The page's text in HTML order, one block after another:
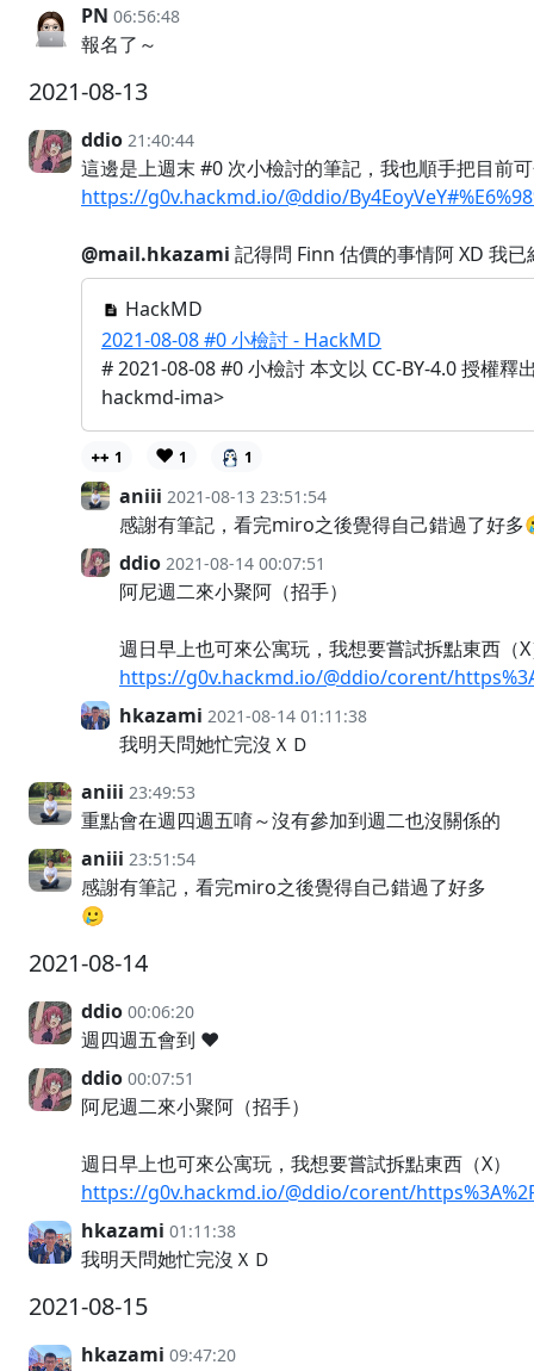
PN 06:56:48
報名了～
2021-08-13
ddio 21:40:44
這邊是上週末 #0 次小檢討的筆記，我也順手把目前
https://g0v.hackmd.io/@ddio/
@mail.hkazami 記得問 Finn 估價的事情阿 XD 我
HackMD
2021-08-08 #0 小檢討 - HackMD
# 2021-08-08 #0 小檢討 本文以 CC-BY-4.0 授權
hackmd-ima>
1 ❤️ 1 1
aniii 2021-08-13 23:51:54
感謝有筆記，看完miro之後覺得自己錯過了好多
ddio 2021-08-14 00:07:51
阿尼週二來小聚阿（招手）
週日早上也可來公寓玩，我想要嘗試拆點東西（
https://g0v.hackmd.io/@ddio/corent/
hkazami 2021-08-14 01:11:38
我明天問她忙完沒ＸＤ
aniii 23:49:53
重點會在週四週五唷～沒有參加到週二也沒關係的
aniii 23:51:54
感謝有筆記，看完miro之後覺得自己錯過了好多
🥲
2021-08-14
ddio 00:06:20
週四週五會到 ❤️
ddio 00:07:51
阿尼週二來小聚阿（招手）
週日早上也可來公寓玩，我想要嘗試拆點東西（X）
https://g0v.hackmd.io/@ddio/corent/
hkazami 01:11:38
我明天問她忙完沒ＸＤ
2021-08-15
hkazami 09:47:20